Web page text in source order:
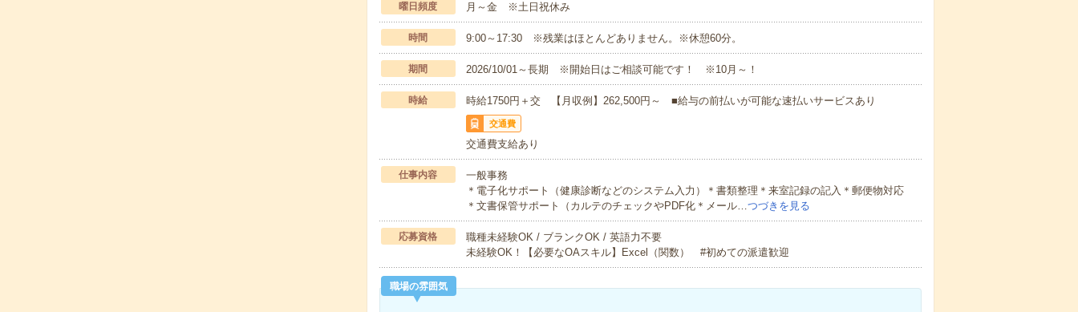
曜日頻度 月～金 ※土日祝休み
時間 9:00～17:30 ※残業はほとんどありません。※休憩60分。
期間 2026/10/01～長期 ※開始日はご相談可能です！ ※10月～！
時給 時給1750円＋交 【月収例】262,500円～ ■給与の前払いが可能な速払いサービスあり
交通費
交通費支給あり
仕事内容
一般事務
＊電子化サポート（健康診断などのシステム入力）＊書類整理＊来室記録の記入＊郵便物対応
＊文書保管サポート（カルテのチェックやPDF化＊メール…つづきを見る
応募資格
職種未経験OK / ブランクOK / 英語力不要
未経験OK！【必要なOAスキル】Excel（関数） #初めての派遣歓迎
職場の雰囲気